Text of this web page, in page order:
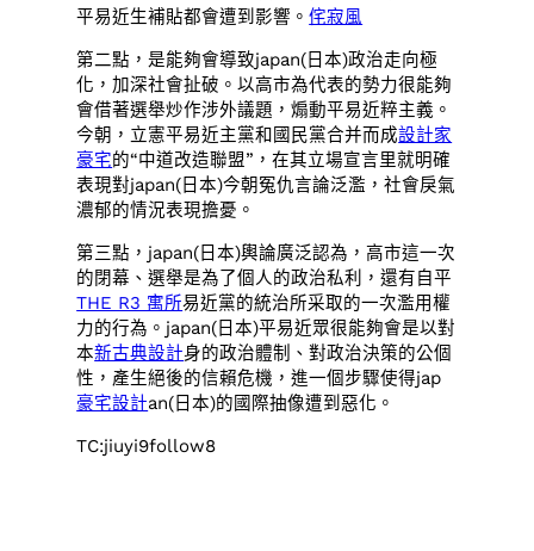
平易近生補貼都會遭到影響。侘寂風
第二點，是能夠會導致japan(日本)政治走向極
化，加深社會扯破。以高市為代表的勢力很能夠
會借著選舉炒作涉外議題，煽動平易近粹主義。
今朝，立憲平易近主黨和國民黨合并而成設計家
豪宅的“中道改造聯盟”，在其立場宣言里就明確
表現對japan(日本)今朝冤仇言論泛濫，社會戾氣
濃郁的情況表現擔憂。
第三點，japan(日本)輿論廣泛認為，高市這一次
的閉幕、選舉是為了個人的政治私利，還有自平
THE R3 寓所易近黨的統治所采取的一次濫用權
力的行為。japan(日本)平易近眾很能夠會是以對
本新古典設計身的政治體制、對政治決策的公個
性，產生絕後的信賴危機，進一個步驟使得jap
豪宅設計an(日本)的國際抽像遭到惡化。
TC:jiuyi9follow8